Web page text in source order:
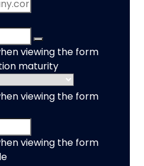
viewing the form
maturity
viewing the form
viewing the form